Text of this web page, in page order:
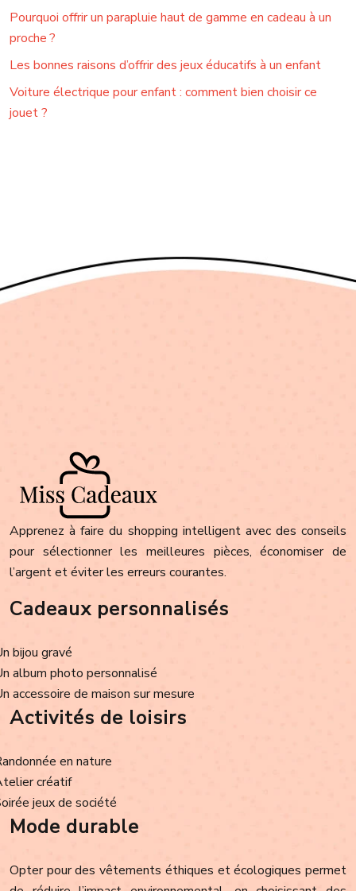
Pourquoi offrir un parapluie haut de gamme en cadeau à un
proche ?
Les bonnes raisons d’offrir des jeux éducatifs à un enfant
Voiture électrique pour enfant : comment bien choisir ce
jouet ?
Apprenez à faire du shopping intelligent avec des conseils
pour sélectionner les meilleures pièces, économiser de
l’argent et éviter les erreurs courantes.
Cadeaux personnalisés
bijou gravé
album photo personnalisé
accessoire de maison sur mesure
Activités de loisirs
en nature
créatif
jeux de société
Mode durable
Opter pour des vêtements éthiques et écologiques permet